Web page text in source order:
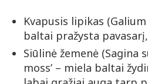
Kvapusis lipikas
baltai pražysta
Siūlinė žemenė (Sagina
moss’ – miela baltai